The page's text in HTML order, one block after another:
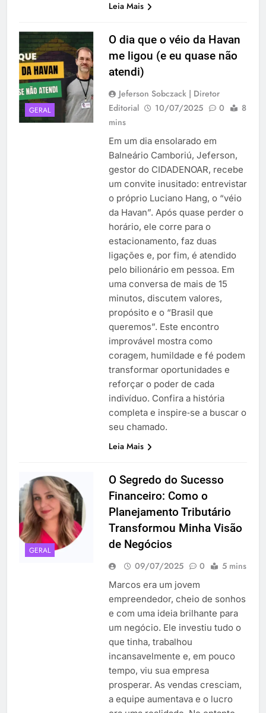
Leia Mais
GERAL
O dia que o véio da Havan
me ligou (e eu quase não
atendi)
Jeferson Sobczack | Diretor
Editorial
10/07/2025 0
8
mins
Em um dia ensolarado em
Balneário Camboriú, Jeferson,
gestor do CIDADENOAR, recebe
um convite inusitado: entrevistar
o próprio Luciano Hang, o “véio
da Havan”. Após quase perder o
horário, ele corre para o
estacionamento, faz duas
ligações e, por fim, é atendido
pelo bilionário em pessoa. Em
uma conversa de mais de 15
minutos, discutem valores,
propósito e o “Brasil que
queremos”. Este encontro
improvável mostra como
coragem, humildade e fé podem
transformar oportunidades e
reforçar o poder de cada
indivíduo. Confira a história
completa e inspire‑se a buscar o
seu chamado.
Leia Mais
GERAL
O Segredo do Sucesso
Financeiro: Como o
Planejamento Tributário
Transformou Minha Visão
de Negócios
09/07/2025 0 5 mins
Marcos era um jovem
empreendedor, cheio de sonhos
e com uma ideia brilhante para
um negócio. Ele investiu tudo o
que tinha, trabalhou
incansavelmente e, em pouco
tempo, viu sua empresa
prosperar. As vendas cresciam,
a equipe aumentava e o lucro